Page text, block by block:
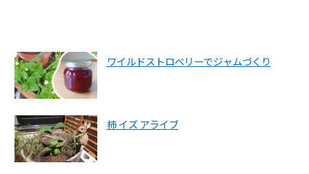
ワイルドストロベリーでジャムづくり
柿 イズ アライブ